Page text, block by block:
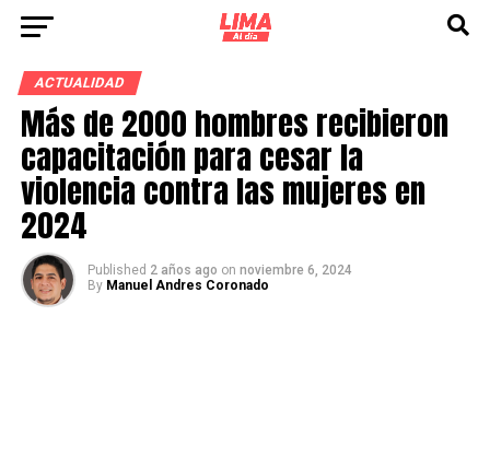
ACTUALIDAD
Más de 2000 hombres recibieron
capacitación para cesar la
violencia contra las mujeres en
2024
Published 2 años ago on noviembre 6, 2024
By Manuel Andres Coronado